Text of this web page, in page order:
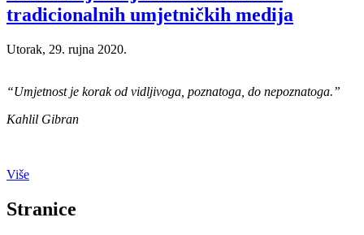
tradicionalnih umjetničkih medija
Utorak, 29. rujna 2020.
“Umjetnost je korak od vidljivoga, poznatoga, do nepoznatoga.”
Kahlil Gibran
Više
Stranice